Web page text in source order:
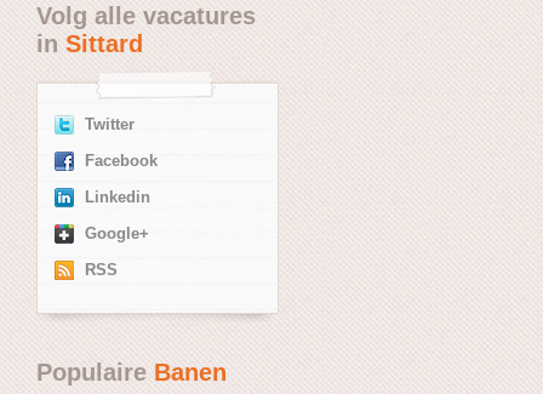
Volg alle vacatures
inSittard
Twitter
Facebook
Linkedin
Google+
RSS
PopulaireBanen